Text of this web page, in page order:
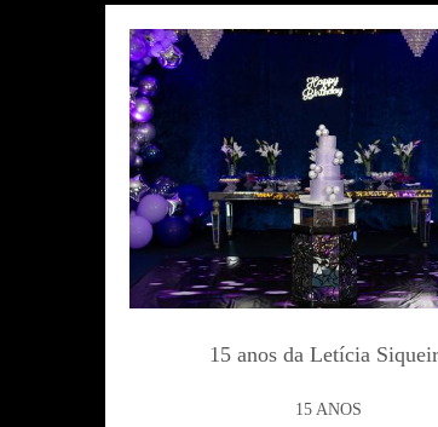
15 anos da Letícia
15 ANOS